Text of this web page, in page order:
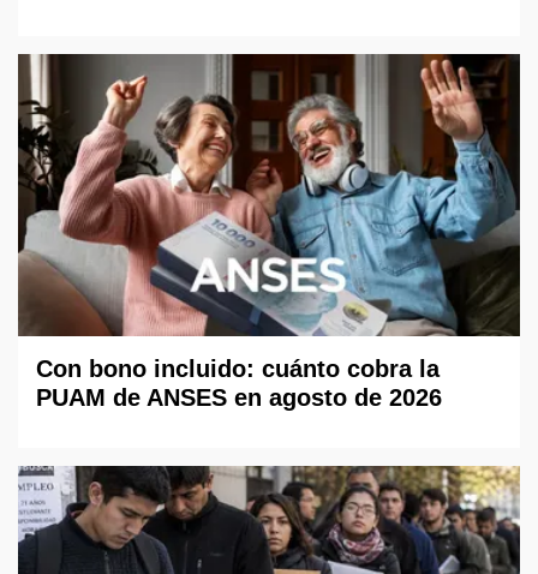
Con bono incluido: cuánto cobra la
PUAM de ANSES en agosto de 2026